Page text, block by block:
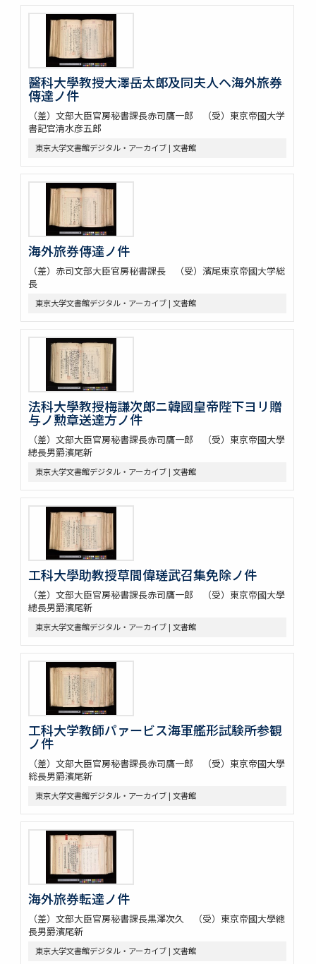
醫科大學教授大澤岳太郎及同夫人ヘ海外旅券
傳達ノ件
（差）文部大臣官房秘書課長赤司鷹一郎 （受）東京帝國大学
書記官清水彦五郎
東京大学文書館デジタル・アーカイブ | 文書館
海外旅券傳達ノ件
（差）赤司文部大臣官房秘書課長 （受）濱尾東京帝國大学総
長
東京大学文書館デジタル・アーカイブ | 文書館
法科大學教授梅謙次郎ニ韓國皇帝陛下ヨリ贈
与ノ勲章送達方ノ件
（差）文部大臣官房秘書課長赤司鷹一郎 （受）東京帝國大學
總長男爵濱尾新
東京大学文書館デジタル・アーカイブ | 文書館
工科大學助教授草間偉瑳武召集免除ノ件
（差）文部大臣官房秘書課長赤司鷹一郎 （受）東京帝國大學
總長男爵濱尾新
東京大学文書館デジタル・アーカイブ | 文書館
工科大学教師パァービス海軍艦形試験所参観
ノ件
（差）文部大臣官房秘書課長赤司鷹一郎 （受）東京帝國大學
総長男爵濱尾新
東京大学文書館デジタル・アーカイブ | 文書館
海外旅券転達ノ件
（差）文部大臣官房秘書課長黒澤次久 （受）東京帝國大學總
長男爵濱尾新
東京大学文書館デジタル・アーカイブ | 文書館